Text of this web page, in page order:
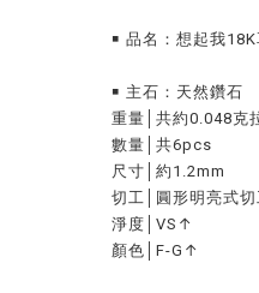
￭ 品名：想起我
￭ 主石：天然鑽石
重量│共約0.048克
數量│共6pcs
尺寸│約1.2mm
切工│圓形明亮式
淨度│VS↑
顏色│F-G↑